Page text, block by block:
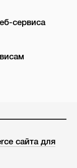
сервиса
сайта для